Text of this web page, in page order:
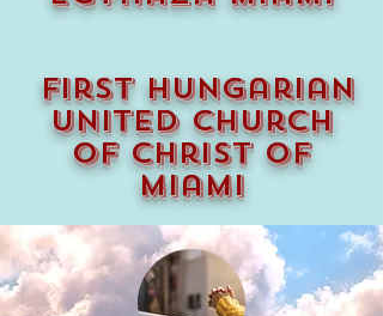
first hungarian
united church
of christ of
miami